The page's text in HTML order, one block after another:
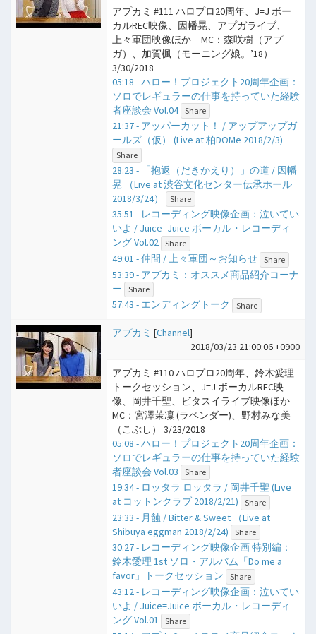
アプカミ #111 ハロプロ20周年、J=J ボー
カルREC映像、因幡晃、アプガライブ、
上々軍団映像ほか MC：森咲樹（アプ
ガ）、加賀楓（モーニング娘。’18）
3/30/2018
05:18 - ハロー！プロジェクト20周年企画：
ソロでレギュラーの仕事を持っていた経験
者座談会 Vol.04 Share
21:37 - アッパーカット！ / アップアップガ
ールズ（仮） (Live at 柏DOMe 2018/2/3)
Share
28:23 - 「抱返（だきかえり）」の道 / 因幡
晃 （Live at 渋谷文化センター伝承ホール
2018/3/24）
Share
35:51 - レコーディング映像企画：泣いてい
いよ / Juice=Juice ボーカル・レコーディ
ング Vol.02 Share
49:01 - 仲間 / 上々軍団～お知らせ Share
53:39 - アプカミ：オススメ商品紹介コーナ
ー
Share
57:43 - エンディングトーク Share
アプカミ [Channel]
2018/03/23 21:00:06 +0900
アプカミ #110 ハロプロ20周年、鈴木愛理
トークセッション、J=J ボーカルREC映
像、岡井千聖、ビタスイライブ映像ほか
MC：宮澤茉凜 (ラベンダー)、野村みな美
（こぶし） 3/23/2018
05:08 - ハロー！プロジェクト20周年企画：
ソロでレギュラーの仕事を持っていた経験
者座談会 Vol.03
Share
19:34 - ロッタラ ロッタラ / 岡井千聖 (Live
at コットンクラブ 2018/2/21)
Share
23:33 - 月蝕 / Bitter & Sweet （Live at
Shibuya eggman 2018/2/24)
Share
30:27 - レコーディング映像企画 特別編：
鈴木愛理 1st ソロ・アルバム「Do me a
favor」トークセッション
Share
43:12 - レコーディング映像企画：泣いてい
いよ / Juice=Juice ボーカル・レコーディ
ング Vol.01
Share